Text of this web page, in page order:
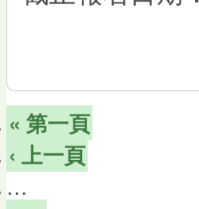
« 第一頁
‹ 上一頁
…